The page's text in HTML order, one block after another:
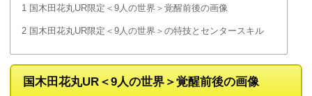
1 国木田花丸UR限定＜9人の世界＞覚醒前後の画像
2 国木田花丸UR限定＜9人の世界＞の特技とセンタースキル
国木田花丸UR＜9人の世界＞覚醒前後の画像